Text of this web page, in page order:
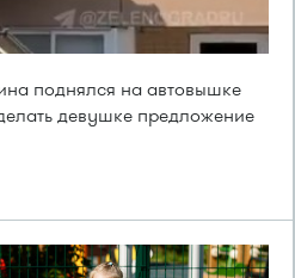
поднялся на автовышке
девушке предложение